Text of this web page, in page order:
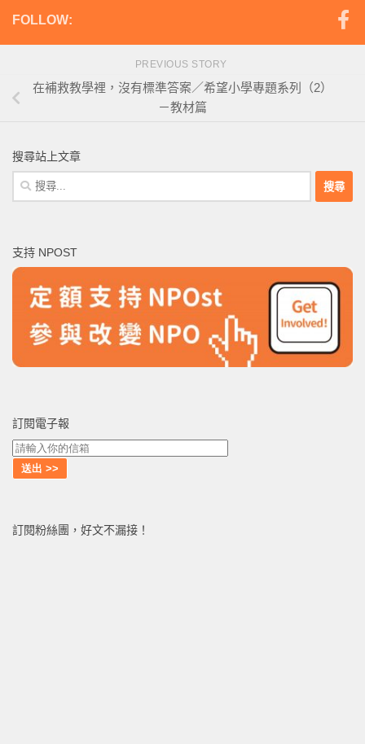
FOLLOW:
PREVIOUS STORY
在補救教學裡，沒有標準答案／希望小學專題系列（2）
－教材篇
搜尋站上文章
搜
尋
字:
支持 NPOST
訂閱電子報
訂閱粉絲團，好文不漏接！